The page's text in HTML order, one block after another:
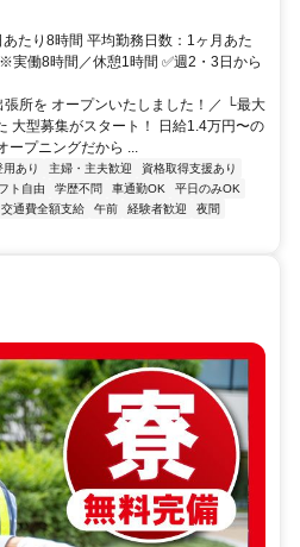
たり8時間 平均勤務日数：1ヶ月あた
実働8時間／休憩1時間 ✅週2・3日から
所を オープンいたしました！／ └最大
大型募集がスタート！ 日給1.4万円〜の
プニングだから ...
用あり 主婦・主夫歓迎
資格取得支援あり
ト自由 学歴不問 車通勤OK
平日のみOK
交通費全額支給 午前 経験者歓迎
夜間